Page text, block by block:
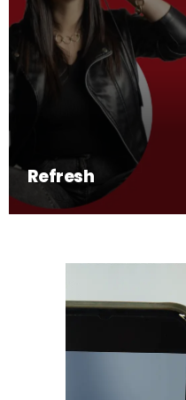
Refresh